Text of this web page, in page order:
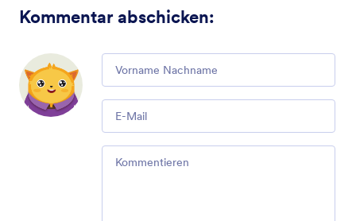
Kommentar abschicken:
Comment
Email
Comment